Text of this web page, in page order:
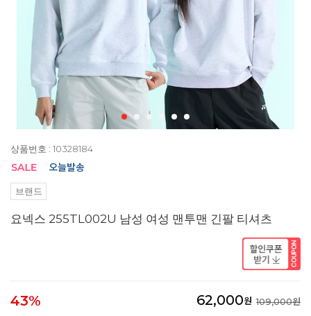
상품번호 : 10328184
브랜드
요넥스 255TL002U 남성 여성 맨투맨 긴팔 티셔츠
43% 62,000원 109,000원